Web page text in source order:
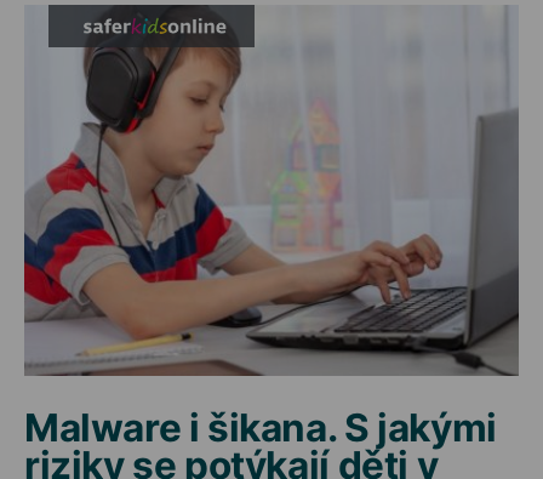
Malware i šikana. S jakými
riziky se potýkají děti v